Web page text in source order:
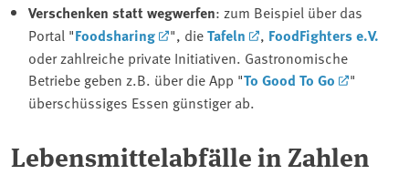
Verschenken statt wegwerfen: zum Beispiel über das
Portal "Foodsharing ", dieTafeln , FoodFighters e.V.
oder zahlreiche private Initiativen. Gastronomische
Betriebe geben z.B. über die App "To Good To Go
"
überschüssiges Essen günstiger ab.
Lebensmittelabfälle in Zahlen